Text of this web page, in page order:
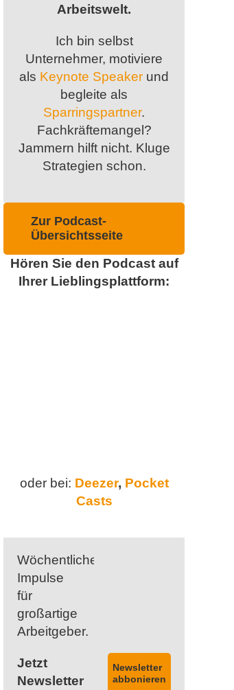
Arbeitswelt.
Ich bin selbst
Unternehmer, motiviere
als Keynote Speaker und
begleite als
Sparringspartner.
Fachkräftemangel?
Jammern hilft nicht. Kluge
Strategien schon.
Zur Podcast-
Übersichtsseite
Hören Sie den Podcast auf
Ihrer Lieblingsplattform:
oder bei: Deezer, Pocket
Casts
Wöchentliche
Impulse
für
großartige
Arbeitgeber.
Jetzt
Newsletter
Newsletter
abbonieren